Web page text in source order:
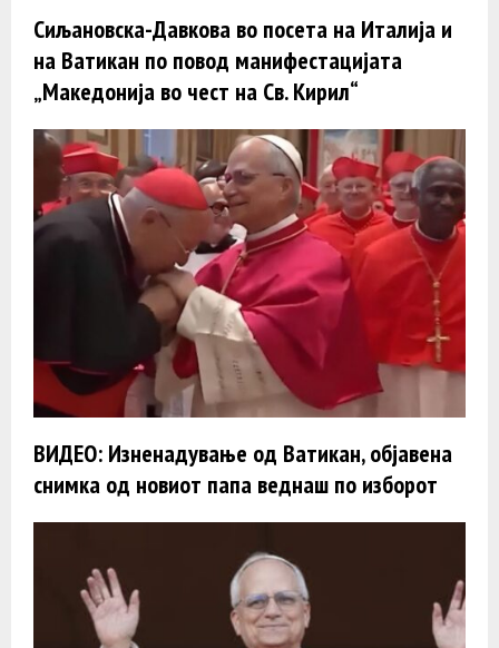
Сиљановска-Давкова во посета на Италија и
на Ватикан по повод манифестацијата
„Македонија во чест на Св. Кирил“
ВИДЕО: Изненадување од Ватикан, објавена
снимка од новиот папа веднаш по изборот